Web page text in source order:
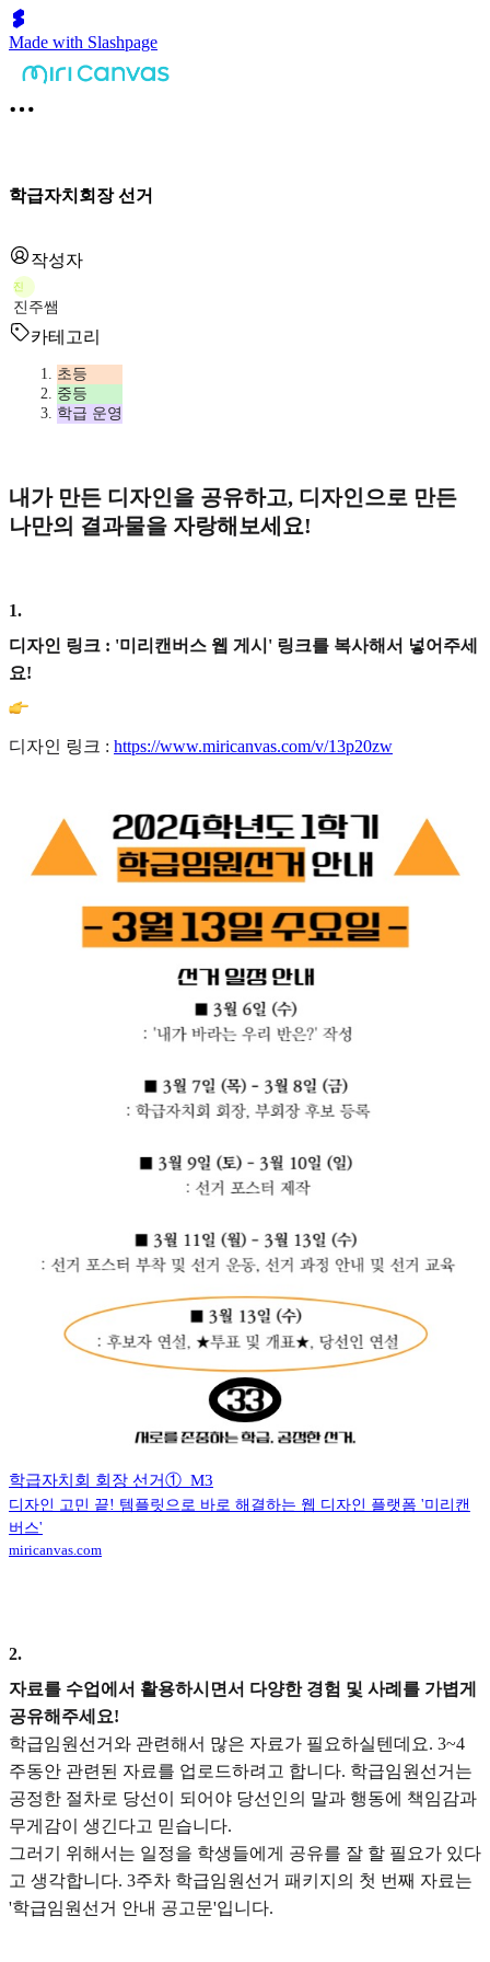
Made with Slashpage
학급자치회장 선거
작성자
진
진주쌤
카테고리
초등
중등
학급 운영
내가 만든 디자인을 공유하고, 디자인으로 만든
나만의 결과물을 자랑해보세요!
1.
디자인 링크 : '미리캔버스 웹 게시' 링크를 복사해서 넣어주세
요!
디자인 링크 : https://www.miricanvas.com/v/13p20zw
학급자치회 회장 선거①_M3
디자인 고민 끝! 템플릿으로 바로 해결하는 웹 디자인 플랫폼 '미리캔
버스'
miricanvas.com
2.
자료를 수업에서 활용하시면서 다양한 경험 및 사례를 가볍게
공유해주세요!
학급임원선거와 관련해서 많은 자료가 필요하실텐데요. 3~4
주동안 관련된 자료를 업로드하려고 합니다. 학급임원선거는
공정한 절차로 당선이 되어야 당선인의 말과 행동에 책임감과
무게감이 생긴다고 믿습니다.
그러기 위해서는 일정을 학생들에게 공유를 잘 할 필요가 있다
고 생각합니다. 3주차 학급임원선거 패키지의 첫 번째 자료는
'학급임원선거 안내 공고문'입니다.